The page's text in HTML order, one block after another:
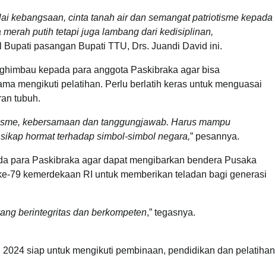
kebangsaan, cinta tanah air dan semangat patriotisme kepada
putih tetapi juga lambang dari kedisiplinan,
Bupati pasangan Bupati TTU, Drs. Juandi David ini.
kepada para anggota Paskibraka agar bisa
mengikuti pelatihan. Perlu berlatih keras untuk menguasai
tubuh.
kebersamaan dan tanggungjawab. Harus mampu
hormat terhadap simbol-simbol negara,” pesannya.
para Paskibraka agar dapat mengibarkan bendera Pusaka
79 kemerdekaan RI untuk memberikan teladan bagi generasi
berintegritas dan berkompeten,” tegasnya.
siap untuk mengikuti pembinaan, pendidikan dan pelatihan